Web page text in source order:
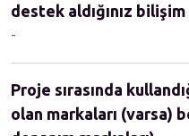
destek aldığınız
-
Proje sırasında
olan markaları (varsa)